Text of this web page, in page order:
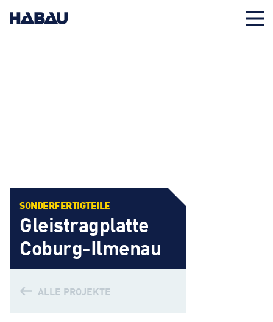
SONDERFERTIGTEILE
Gleistragplatte
Coburg-Ilmenau
ALLE PROJEKTE